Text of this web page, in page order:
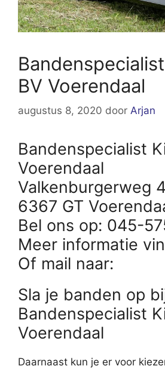
BV Voerendaal
augustus 8, 2020 door Arjan
Bandenspecialist
Voerendaal
Valkenburgerweg
6367 GT
Bel ons op: 045-
Meer informatie
Of mail naar:
Sla je banden op
Bandenspecialist
Voerendaal
Daarnaast kun je er voor